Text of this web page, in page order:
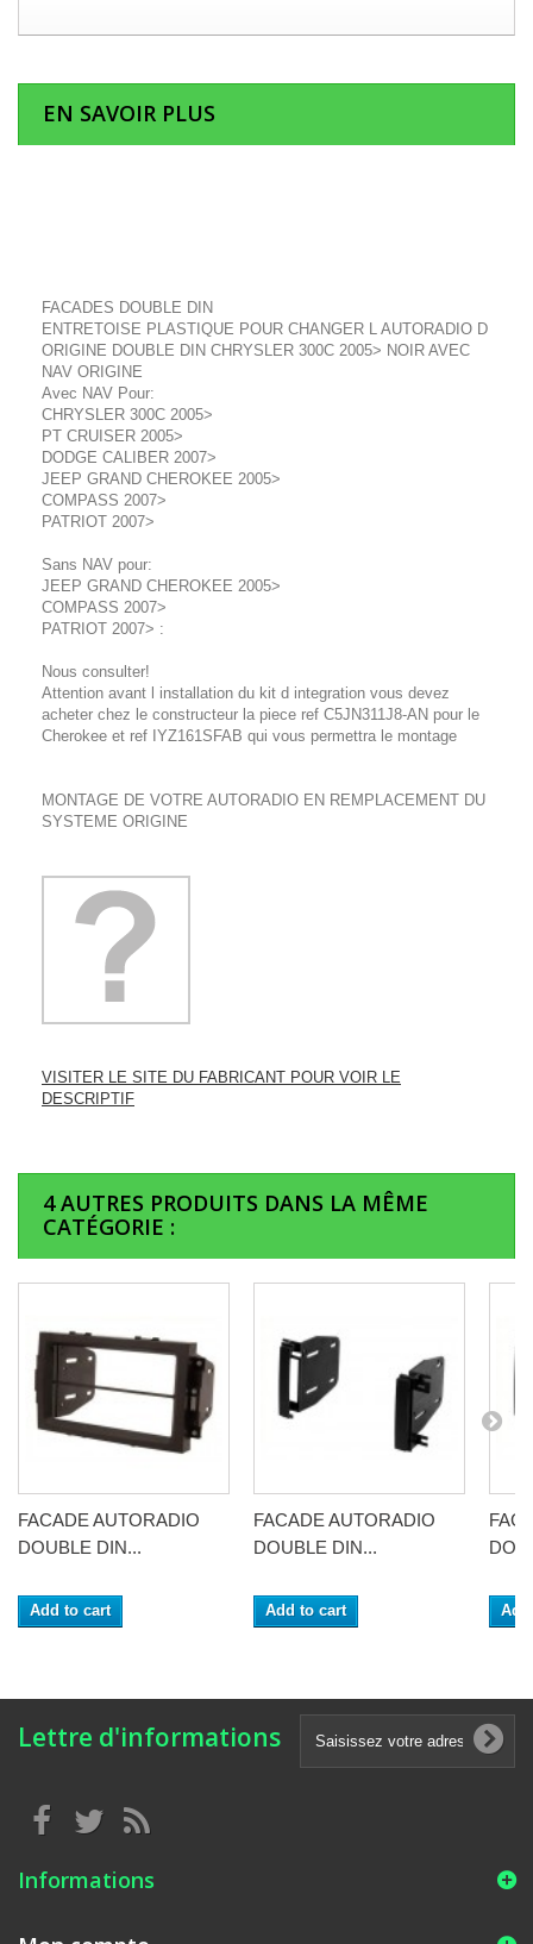
EN SAVOIR PLUS
FACADES DOUBLE DIN
ENTRETOISE PLASTIQUE POUR CHANGER L AUTORADIO D
ORIGINE DOUBLE DIN CHRYSLER 300C 2005> NOIR AVEC
NAV ORIGINE
Avec NAV Pour:
CHRYSLER 300C 2005>
PT CRUISER 2005>
DODGE CALIBER 2007>
JEEP GRAND CHEROKEE 2005>
COMPASS 2007>
PATRIOT 2007>
Sans NAV pour:
JEEP GRAND CHEROKEE 2005>
COMPASS 2007>
PATRIOT 2007> :
Nous consulter!
Attention avant l installation du kit d integration vous devez
acheter chez le constructeur la piece ref C5JN311J8-AN pour le
Cherokee et ref IYZ161SFAB qui vous permettra le montage
MONTAGE DE VOTRE AUTORADIO EN REMPLACEMENT DU
SYSTEME ORIGINE
VISITER LE SITE DU FABRICANT POUR VOIR LE
DESCRIPTIF
4 AUTRES PRODUITS DANS LA MÊME
CATÉGORIE :
FACADE AUTORADIO
DOUBLE DIN...
Add to cart
FACADE AUTORADIO
DOUBLE DIN...
Add to cart
Lettre d'informations
Informations